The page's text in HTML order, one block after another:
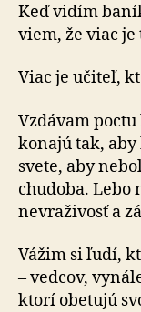
Keď vidím
viem, že viac
Viac je učiteľ,
Vzdávam
konajú tak,
svete, aby
chudoba. Lebo
nevraživosť a
Vážim si ľudí,
– vedcov,
ktorí obetujú